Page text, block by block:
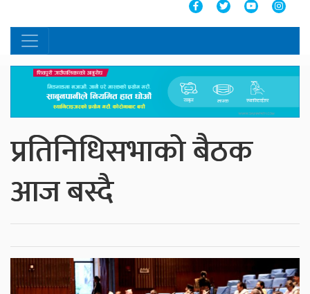
प्रतिनिधिसभाको बैठक
आज बस्दै